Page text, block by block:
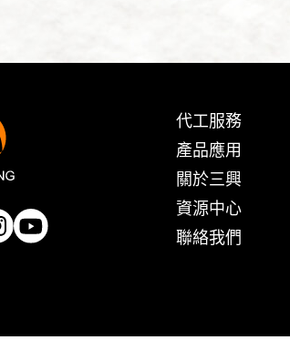
代工服務
產品應用
關於三興
資源中心
聯絡我們